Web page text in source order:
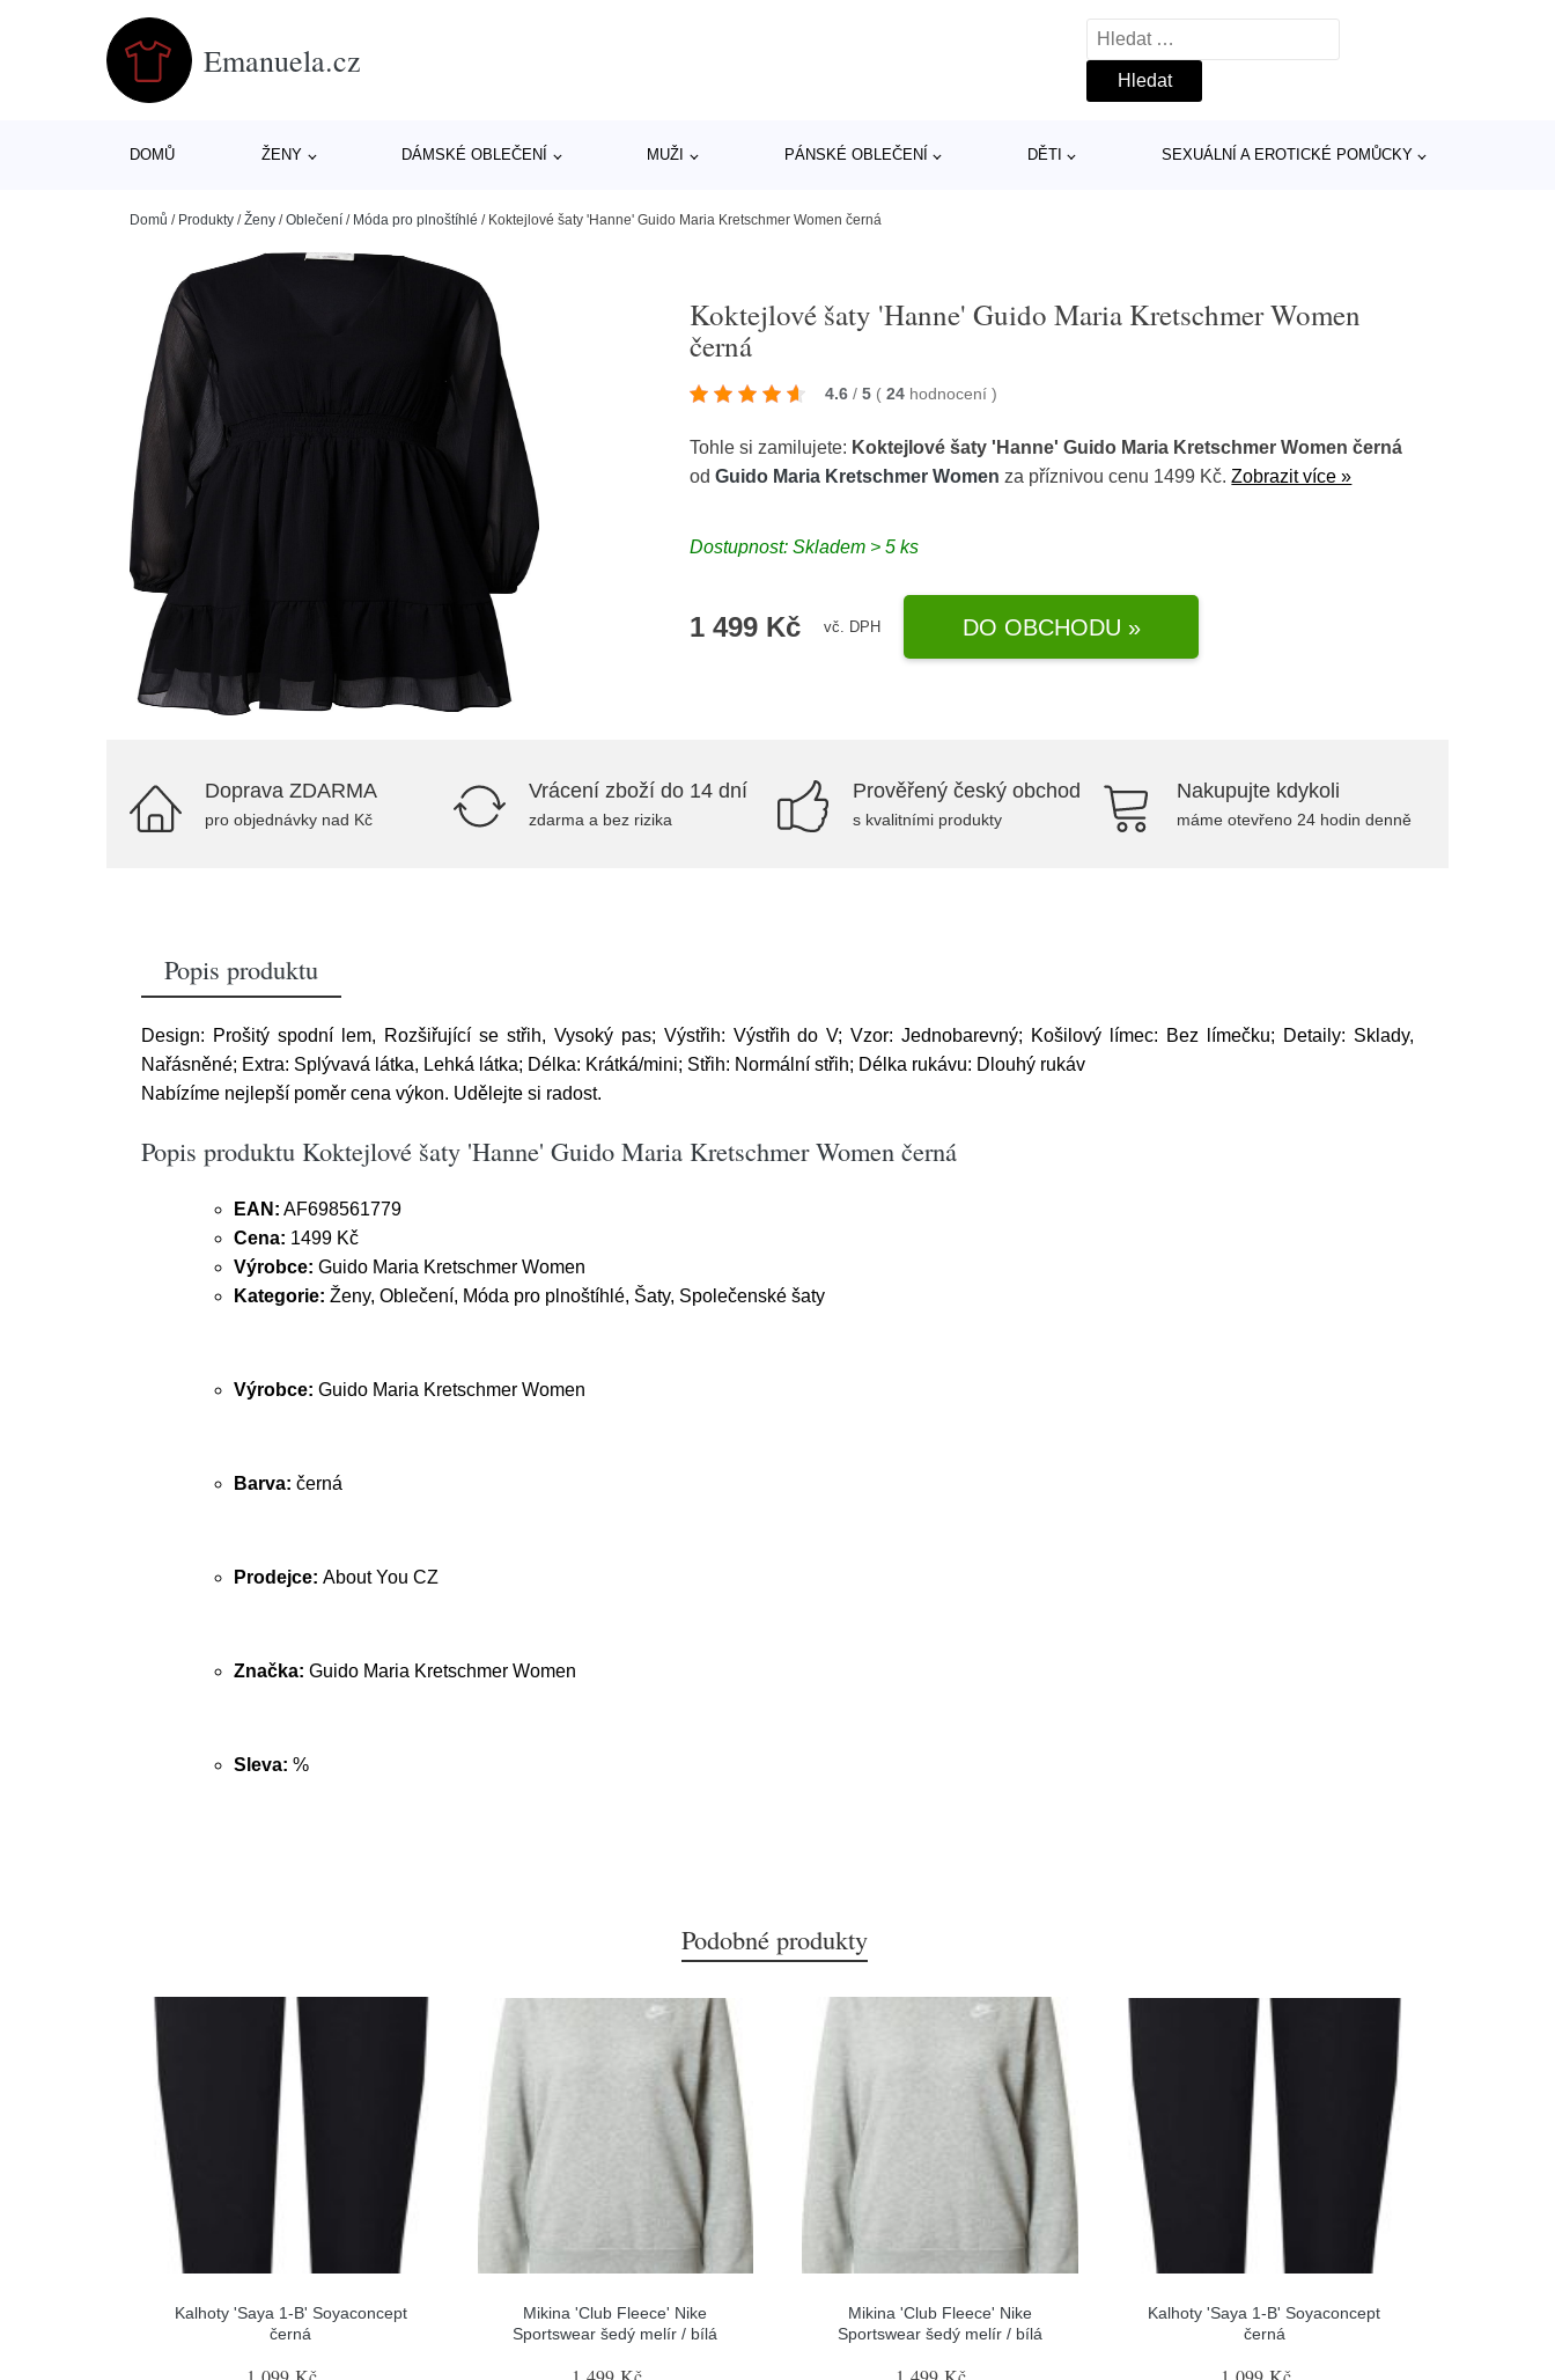
Emanuela.cz
Vyhledávání
DOMŮ ŽENY DÁMSKÉ OBLEČENÍ MUŽI PÁNSKÉ OBLEČENÍ DĚTI SEXUÁLNÍ A EROTICKÉ POMŮCKY
Domů / Produkty /Ženy /Oblečení / Móda pro plnoštíhlé / Koktejlové šaty 'Hanne' Guido Maria Kretschmer Women černá
Koktejlové šaty 'Hanne' Guido Maria Kretschmer Women
černá
4.6 / 5 ( 24 hodnocení)
Tohle si zamilujete: Koktejlové šaty 'Hanne' Guido Maria Kretschmer Women černá
odGuido Maria Kretschmer Women za příznivou cenu 1499 Kč.Zobrazit více »
Dostupnost: Skladem > 5 ks
1 499 Kč vč. DPH DO OBCHODU »
Doprava ZDARMA
pro objednávky nad Kč
Vrácení zboží do 14 dní
zdarma a bez rizika
Prověřený český obchod
s kvalitními produkty
Nakupujte kdykoli
máme otevřeno 24 hodin denně
Popis produktu
Design: Prošitý spodní lem, Rozšiřující se střih, Vysoký pas; Výstřih: Výstřih do V; Vzor: Jednobarevný; Košilový límec: Bez límečku; Detaily: Sklady,
Nařásněné; Extra: Splývavá látka, Lehká látka; Délka: Krátká/mini; Střih: Normální střih; Délka rukávu: Dlouhý rukáv
Nabízíme nejlepší poměr cena výkon. Udělejte si radost.
Popis produktu Koktejlové šaty 'Hanne' Guido Maria Kretschmer Women černá
EAN: AF698561779
Cena: 1499 Kč
Výrobce: Guido Maria Kretschmer Women
Kategorie: Ženy, Oblečení, Móda pro plnoštíhlé, Šaty, Společenské šaty
Výrobce: Guido Maria Kretschmer Women
Barva: černá
Prodejce: About You CZ
Značka: Guido Maria Kretschmer Women
Sleva: %
Podobné produkty
Kalhoty 'Saya 1-B' Soyaconcept
černá
Mikina 'Club Fleece' Nike
Sportswear šedý melír / bílá
Mikina 'Club Fleece' Nike
Sportswear šedý melír / bílá
Kalhoty 'Saya 1-B' Soyaconcept
černá